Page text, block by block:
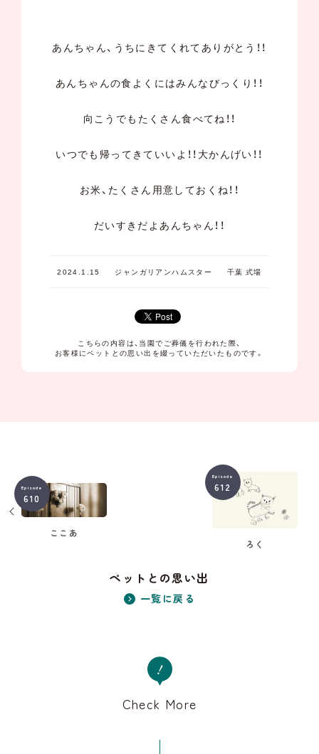
あんちゃん、うちにきてくれてありがとう！！
あんちゃんの食よくにはみんなびっくり！！
向こうでもたくさん食べてね！！
いつでも帰ってきていいよ！！大かんげい！！
お米、たくさん用意しておくね！！
だいすきだよあんちゃん！！
2024.1.15 ジャンガリアンハムスター 千葉 式場
こちらの内容は、当園でご葬儀を行われた際、
お客様にペットとの思い出を綴っていただいたものです。
Episode
610
ここあ
ペットとの思い出
一覧に戻る
Episode
612
ろく
Check More